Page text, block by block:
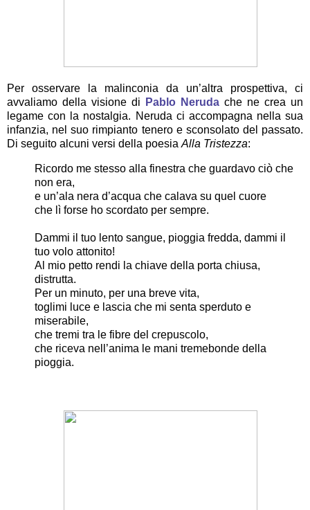
Per osservare la malinconia da un’altra prospettiva, ci
avvaliamo della visione di
Pablo Neruda che ne crea un
legame con la nostalgia. Neruda ci accompagna nella sua
infanzia, nel suo rimpianto tenero e sconsolato del passato.
Di seguito alcuni versi della poesia Alla Tristezza:
Ricordo me stesso alla finestra che guardavo ciò che
non era,
e un’ala nera d’acqua che calava su quel cuore
che lì forse ho scordato per sempre.
Dammi il tuo lento sangue, pioggia fredda, dammi il
tuo volo attonito!
Al mio petto rendi la chiave della porta chiusa,
distrutta.
Per un minuto, per una breve vita,
toglimi luce e lascia che mi senta sperduto e
miserabile,
che tremi tra le fibre del crepuscolo,
che riceva nell’anima le mani tremebonde della
pioggia.